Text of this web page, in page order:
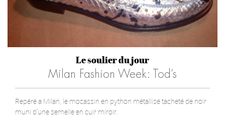
Le soulier du jour
Milan Fashion Week: Tod’s
Repéré a Milan, le mocassin en python métallisé tacheté de noir
muni d'une semelle en cuir miroir.